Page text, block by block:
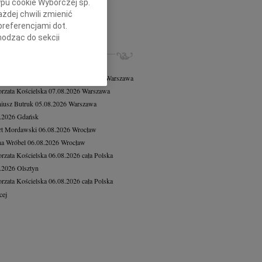
Bujak27.03.2026 Kielce
się życia długością dni, lecz...
Warszawa
Kościelska07.08.2026Warszawa
Butruk 05.08.2026Warszawa
Gdańsk
Mordawski 06.08.2026Wrocław
Wróbel 06.08.2026Wrocław
Kościelska06.08.2026cała Polska
Olsztyn
Kościelska06.08.2026cała Polska
cookie Wyborczej sp.
chwili zmienić
dot.
do sekcji
przeglądarki.
identyfikacji.
pomiar reklam i